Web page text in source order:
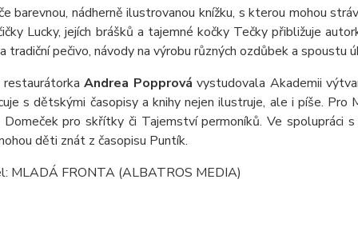
barevnou, nádherně ilustrovanou knížku, s kterou mohou
Lucky, jejích brášků a tajemné kočky Tečky přibližuje
tradiční pečivo, návody na výrobu různých ozdůbek a spoustu
restaurátorkaAndrea Popprová vystudovala Akademii
s dětskými časopisy a knihy nejen ilustruje, ale i píše.
Domeček pro skřítky či Tajemství permoníků. Ve spolupráci
děti znát z časopisu Puntík.
MLADÁ FRONTA (ALBATROS MEDIA)